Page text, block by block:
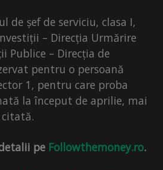
de șef de serviciu, clasa I,
– Direcția Urmărire
Publice – Direcția de
pentru o persoană
1, pentru care proba
la început de aprilie, mai
citată.
pe Followthemoney.ro.